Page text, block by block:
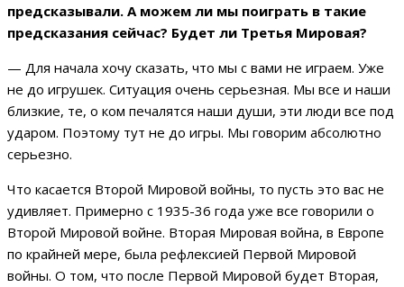
предсказывали. А можем ли мы поиграть в такие
предсказания сейчас? Будет ли Третья Мировая?
— Для начала хочу сказать, что мы с вами не играем. Уже
не до игрушек. Ситуация очень серьезная. Мы все и наши
близкие, те, о ком печалятся наши души, эти люди все под
ударом. Поэтому тут не до игры. Мы говорим абсолютно
серьезно.
Что касается Второй Мировой войны, то пусть это вас не
удивляет. Примерно с 1935-36 года уже все говорили о
Второй Мировой войне. Вторая Мировая война, в Европе
по крайней мере, была рефлексией Первой Мировой
войны. О том, что после Первой Мировой будет Вторая,